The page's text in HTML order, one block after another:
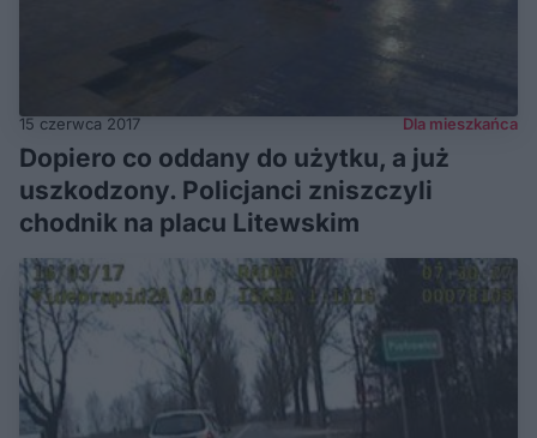
15 czerwca 2017 Dla mieszkańca
Dopiero co oddany do użytku, a już
uszkodzony. Policjanci zniszczyli
chodnik na placu Litewskim